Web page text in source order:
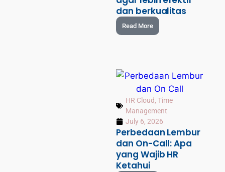
dan berkualitas
Read More
HR Cloud,Time
Management
July 6, 2026
Perbedaan Lembur
dan On-Call: Apa
yang Wajib HR
Ketahui